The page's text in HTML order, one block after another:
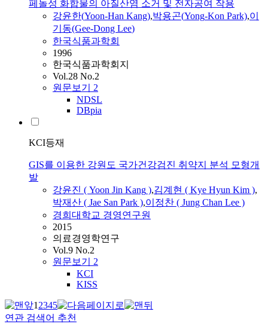
페놀성 화합물의 아질산염 소거 및 전자공여 작용
강윤한(Yoon-Han Kang),박용곤(Yong-Kon Park),이
기동(Gee-Dong Lee)
한국식품과학회
1996
한국식품과학회지
Vol.28 No.2
원문보기 2
NDSL
DBpia
KCI등재
GIS를 이용한 강원도 국가건강검진 취약지 분석 모형개
발
강윤진 ( Yoon Jin Kang ),김계현 ( Kye Hyun Kim ),
박재산 ( Jae San Park ),이정찬 ( Jung Chan Lee )
경희대학교 경영연구원
2015
의료경영학연구
Vol.9 No.2
원문보기 2
KCI
KISS
12345
연관 검색어 추천